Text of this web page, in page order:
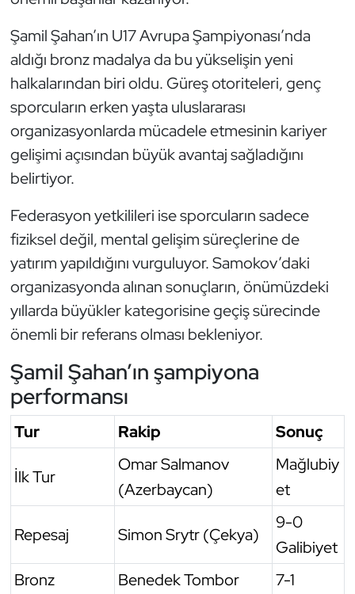
Şamil Şahan’ın U17 Avrupa Şampiyonası’nda
aldığı bronz madalya da bu yükselişin yeni
halkalarından biri oldu. Güreş otoriteleri, genç
sporcuların erken yaşta uluslararası
organizasyonlarda mücadele etmesinin kariyer
gelişimi açısından büyük avantaj sağladığını
belirtiyor.
Federasyon yetkilileri ise sporcuların sadece
fiziksel değil, mental gelişim süreçlerine de
yatırım yapıldığını vurguluyor. Samokov’daki
organizasyonda alınan sonuçların, önümüzdeki
yıllarda büyükler kategorisine geçiş sürecinde
önemli bir referans olması bekleniyor.
Şamil Şahan’ın şampiyona
performansı
Tur Rakip Sonuç
İlk Tur
Omar Salmanov
(Azerbaycan)
Mağlubiy
et
Repesaj Simon Srytr (Çekya)
9-0
Galibiyet
Bronz
Benedek Tombor
7-1